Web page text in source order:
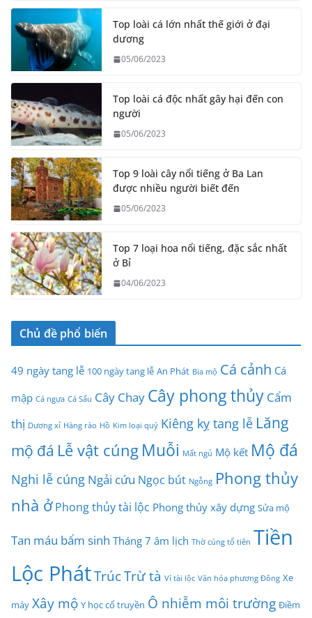
Top loài cá lớn nhất thế giới ở đại
dương
05/06/2023
Top loài cá độc nhất gây hại đến con
người
05/06/2023
Top 9 loài cây nổi tiếng ở Ba Lan
được nhiều người biết đến
05/06/2023
Top 7 loại hoa nổi tiếng, đặc sắc nhất
ở Bỉ
04/06/2023
Chủ đề phổ biến
49 ngày tang lễ 100 ngày tang lễ An Phát Bia mộ Cá cảnh Cá
mập Cá ngựa Cá Sấu Cây Chay Cây phong thủy Cẩm
thị Dương xỉ Hàng rào Hồ Kim loại quý Kiêng kỵ tang lễ Lăng
mộ đá Lễ vật cúng Muỗi Mất ngủ Mộ kết Mộ đá
Nghi lễ cúng Ngải cứu Ngọc bút Ngỗng Phong thủy
nhà ở Phong thủy tài lộc Phong thủy xây dựng Sửa mộ
Tan máu bẩm sinh Tháng 7 âm lịch Thờ cúng tổ tiên Tiền
Lộc PhátTrúcTrừ tà Ví tài lộc Văn hóa phương Đông Xe
máy Xây mộ Y học cổ truyền Ô nhiễm môi trường Điềm